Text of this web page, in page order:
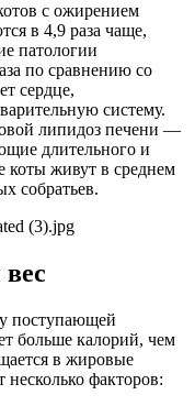
с ожирением
в 4,9 раза чаще,
патологии
по сравнению со
сердце,
систему.
липидоз печени —
длительного и
коты живут в среднем
собратьев.
поступающей
больше калорий, чем
в жировые
несколько факторов: